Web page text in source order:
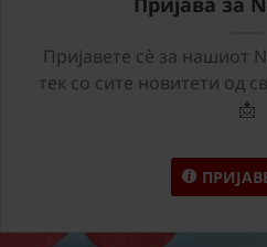
Пријавете сѐ за нашиот
тек со сите новитети од
📩